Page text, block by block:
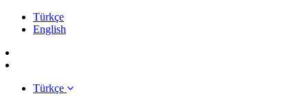
Türkçe
English
Türkçe